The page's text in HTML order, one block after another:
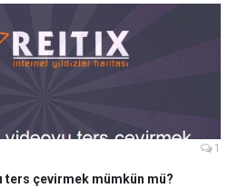
1
ters çevirmek mümkün mü?